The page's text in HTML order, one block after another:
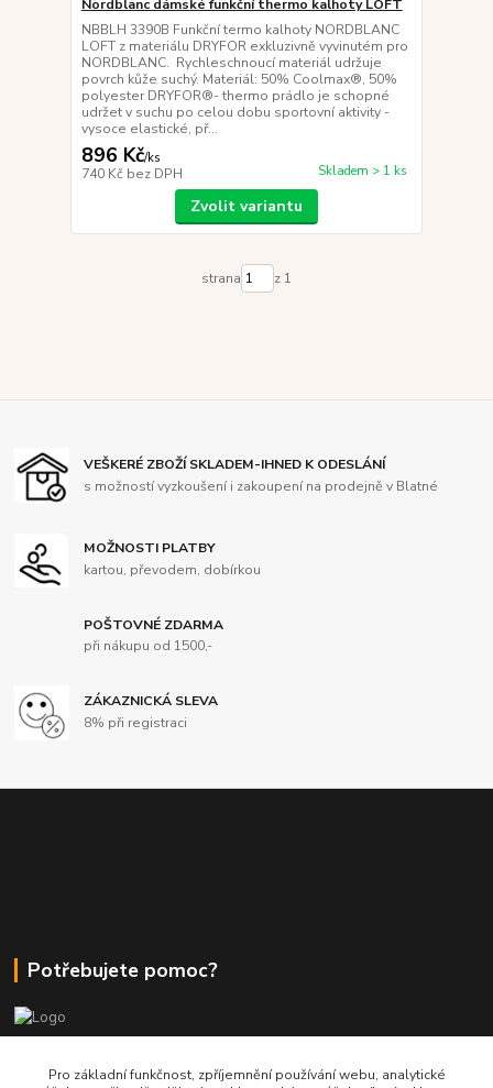
Nordblanc dámské funkční thermo kalhoty LOFT
NBBLH 3390B Funkční termo kalhoty NORDBLANC
LOFT z materiálu DRYFOR exkluzivně vyvinutém pro
NORDBLANC. Rychleschnoucí materiál udržuje
povrch kůže suchý. Materiál: 50% Coolmax®, 50%
polyester DRYFOR®- thermo prádlo je schopné
udržet v suchu po celou dobu sportovní aktivity -
vysoce elastické, př...
896 Kč/ks
740 Kč bez DPH Skladem > 1 ks
Zvolit variantu
strana z 1
VEŠKERÉ ZBOŽÍ SKLADEM-IHNED K ODESLÁNÍ
s možností vyzkoušení i zakoupení na prodejně v Blatné
MOŽNOSTI PLATBY
kartou, převodem, dobírkou
POŠTOVNÉ ZDARMA
při nákupu od 1500,-
ZÁKAZNICKÁ SLEVA
8% při registraci
Potřebujete pomoc?
+420 380 830 198
Pro základní funkčnost, zpříjemnění používání webu, analytické